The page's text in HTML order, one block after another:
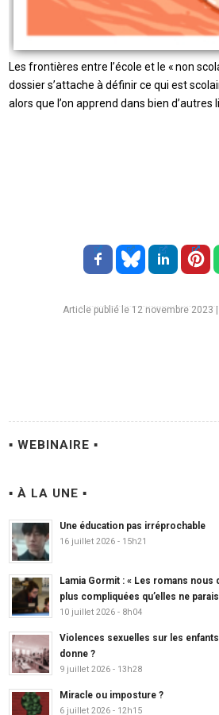
Les frontières entre l’école et le « non
dossier s’attache à définir ce qui est
alors que l’on apprend dans bien d’autres
Article publié le 12 novembre 2023|
▪ WEBINAIRE ▪
▪ À LA UNE ▪
Une éducation pas irréprochable
16 juillet 2026 - 15h21
Lamia Gormit : « Les romans
plus compliquées qu’elles ne
10 juillet 2026 - 8h04
Violences sexuelles sur les
donne ?
9 juillet 2026 - 13h28
Miracle ou imposture ?
6 juillet 2026 - 12h15